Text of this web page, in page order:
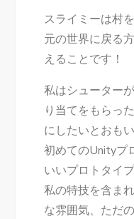
スライミーは村
元の世界に戻る
えることです！
私はシューター
り当てをもらっ
にしたいとおも
初めてのUnityプ
いいプロトタイ
私の特技を含ま
な雰囲気、ただ